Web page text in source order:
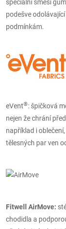
speciální směsi
podešve
podmínkám.
eVent®: špičková
nejen že chrání
například i
tělesných par ven
Fitwell AirMove:
chodidla a